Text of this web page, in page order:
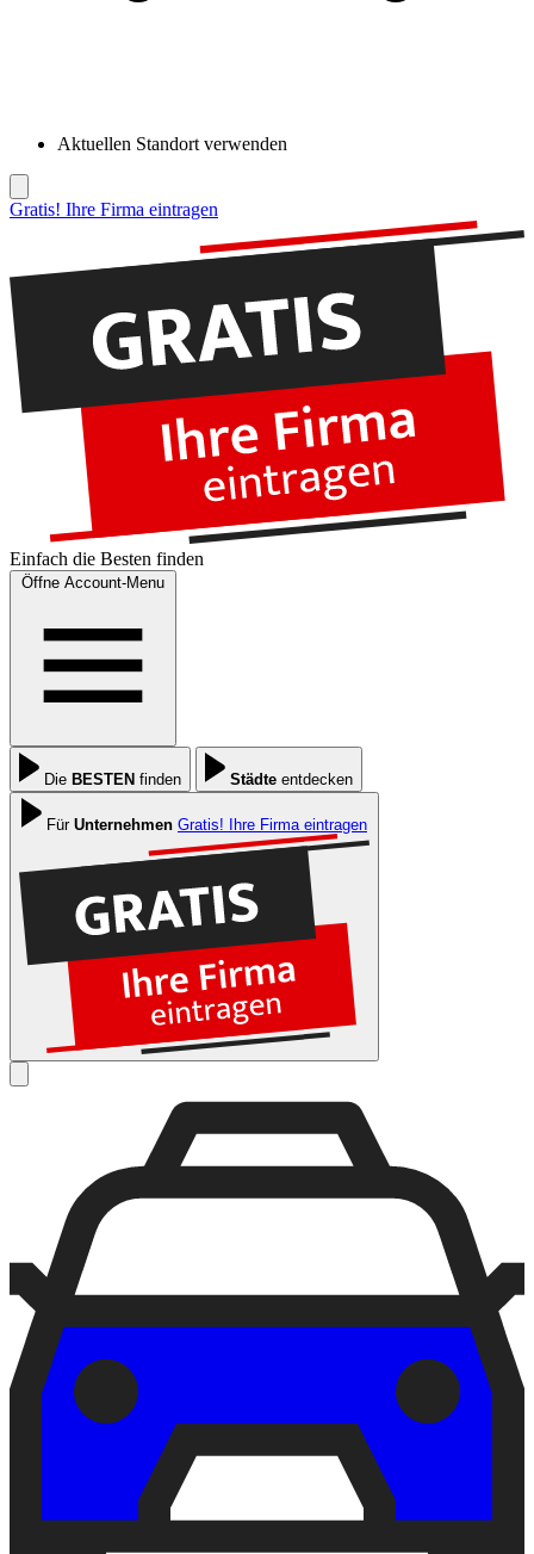
Aktuellen Standort verwenden
Gratis! Ihre Firma eintragen
Einfach die Besten finden
Öffne Account-Menu
Die BESTEN finden Städte entdecken
Für Unternehmen Gratis! Ihre Firma eintragen